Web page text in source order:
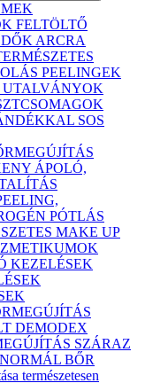
FELTÖLTŐ
ARCRA
PEELINGEK
UTALVÁNYOK
SOS
ÁPOLÓ,
PÓTLÁS
MAKE UP
KEZELÉSEK
DEMODEX
SZÁRAZ
NORMÁL BŐR
természetesen